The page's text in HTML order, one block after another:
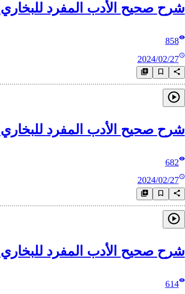
شرح صحيح الأدب المفرد للبخاري_6
858
2024/02/27
شرح صحيح الأدب المفرد للبخاري_7
682
2024/02/27
شرح صحيح الأدب المفرد للبخاري_8
614